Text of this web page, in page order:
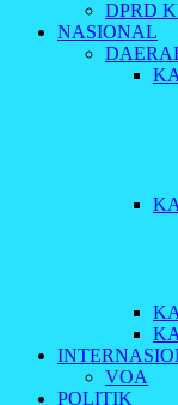
DPRD
NASIONAL
VOA
POLITIK